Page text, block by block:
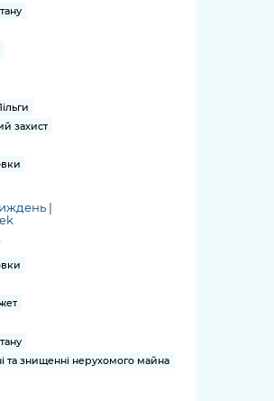
захист
|
знищенні нерухомого майна